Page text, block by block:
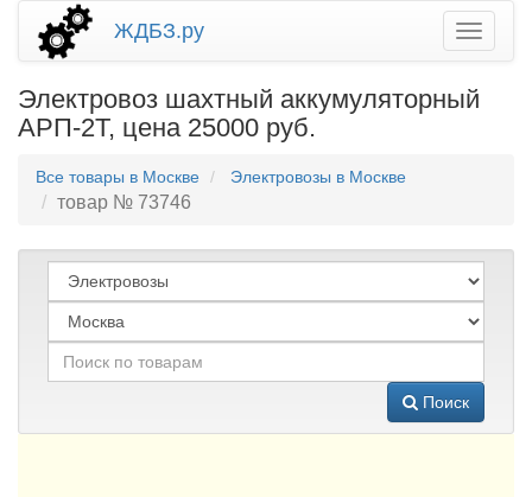
ЖДБЗ.ру
Электровоз шахтный аккумуляторный
АРП-2Т, цена 25000 руб.
Все товары в Москве Электровозы в Москве
товар № 73746
Поиск